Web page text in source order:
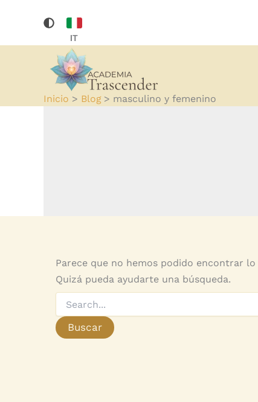
IT
Inicio Blog masculino y femenino
Parece que no hemos podido encontrar
Quizá pueda ayudarte una búsqueda.
por: